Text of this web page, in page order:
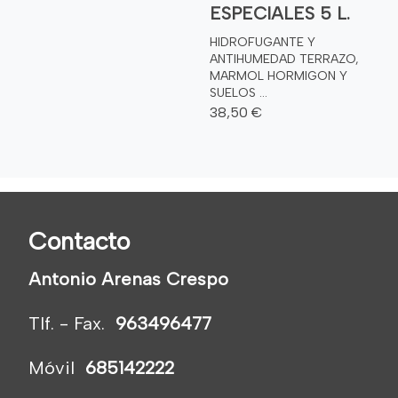
ESPECIALES 5 L.
HIDROFUGANTE Y
ANTIHUMEDAD TERRAZO,
MARMOL HORMIGON Y
SUELOS ...
38,50 €
Contacto
Antonio Arenas Crespo
Tlf. - Fax. 963496477
Móvil 685142222